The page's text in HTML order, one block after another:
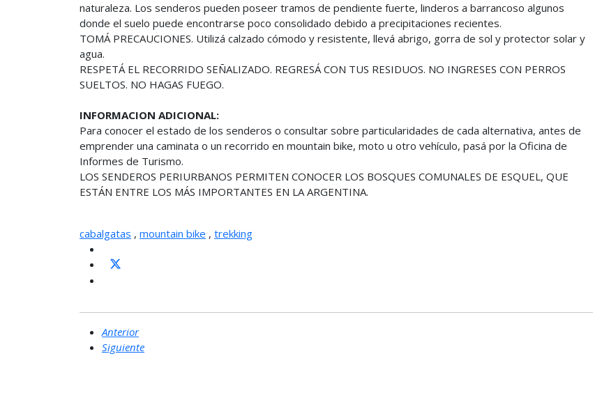
naturaleza. Los senderos pueden poseer tramos de pendiente fuerte, linderos a barrancoso algunos
donde el suelo puede encontrarse poco consolidado debido a precipitaciones recientes.
TOMÁ PRECAUCIONES. Utilizá calzado cómodo y resistente, llevá abrigo, gorra de sol y protector solar y
agua.
RESPETÁ EL RECORRIDO SEÑALIZADO. REGRESÁ CON TUS RESIDUOS. NO INGRESES CON PERROS
SUELTOS. NO HAGAS FUEGO.
INFORMACION ADICIONAL:
Para conocer el estado de los senderos o consultar sobre particularidades de cada alternativa, antes de
emprender una caminata o un recorrido en mountain bike, moto u otro vehículo, pasá por la Oficina de
Informes de Turismo.
LOS SENDEROS PERIURBANOS PERMITEN CONOCER LOS BOSQUES COMUNALES DE ESQUEL, QUE
ESTÁN ENTRE LOS MÁS IMPORTANTES EN LA ARGENTINA.
cabalgatas , mountain bike , trekking
Anterior
Siguiente